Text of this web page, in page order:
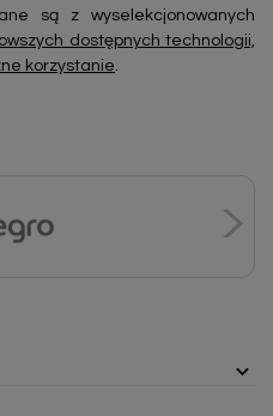
są z wyselekcjonowanych
dostępnych technologii,
korzystanie.